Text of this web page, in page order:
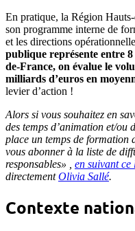
En pratique, la Région
son programme interne de
et les directions
publique représente entre
de-France, on évalue le
milliards d’euros en
levier d’action !
Alors si vous souhaitez en
des temps d’animation et/ou
place un temps de formation
vous abonner à la liste de
responsables» , en suivant ce
directementOlivia Sallé.
Contexte